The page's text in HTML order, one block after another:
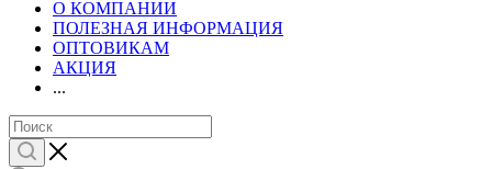
О КОМПАНИИ
ПОЛЕЗНАЯ ИНФОРМАЦИЯ
ОПТОВИКАМ
АКЦИЯ
...